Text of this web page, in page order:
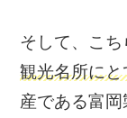
そして、こ
観光名所にと
産である富